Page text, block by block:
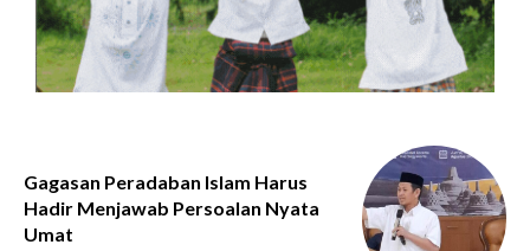
Gagasan Peradaban Islam Harus
Hadir Menjawab Persoalan Nyata
Umat